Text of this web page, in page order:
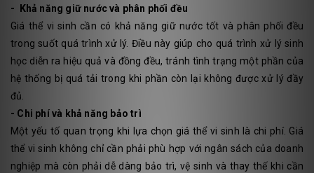
- Khả năng giữ nước và phân phối đều
Giá thể vi sinh cần có khả năng giữ nước tốt và phân phối đều
trong suốt quá trình xử lý. Điều này giúp cho quá trình xử lý sinh
học diễn ra hiệu quả và đồng đều, tránh tình trạng một phần của
hệ thống bị quá tải trong khi phần còn lại không được xử lý đầy
đủ.
- Chi phí và khả năng bảo trì
Một yếu tố quan trọng khi lựa chọn giá thể vi sinh là chi phí. Giá
thể vi sinh không chỉ cần phải phù hợp với ngân sách của doanh
nghiệp mà còn phải dễ dàng bảo trì, vệ sinh và thay thế khi cần